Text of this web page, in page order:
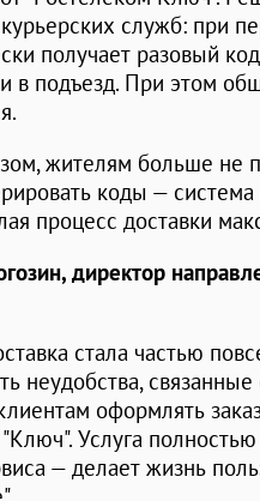
служб: при
получает разовый
в подъезд. При этом
жителям больше не
коды —
процесс доставки
директор
стала частью
неудобства,
оформлять
Услуга
— делает жизнь